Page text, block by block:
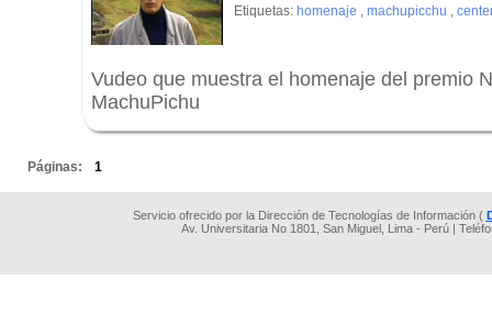
Etiquetas: homenaje , machupicchu ,
Vudeo que muestra el homenaje del premio
MachuPichu
Páginas: 1
Servicio ofrecido por la Dirección de Tecnologías de Información (
Av. Universitaria No 1801, San Miguel, Lima - Perú |